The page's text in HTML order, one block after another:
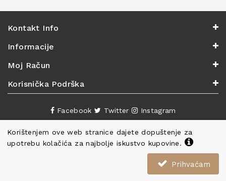
Korištenjem ove web stranice dajete dopuštenje za
upotrebu kolačića za najbolje iskustvo kupovine.
Prihvaćam
Kontakt Info
Informacije
Moj Račun
Korisnička Podrška
Facebook Twitter Instagram